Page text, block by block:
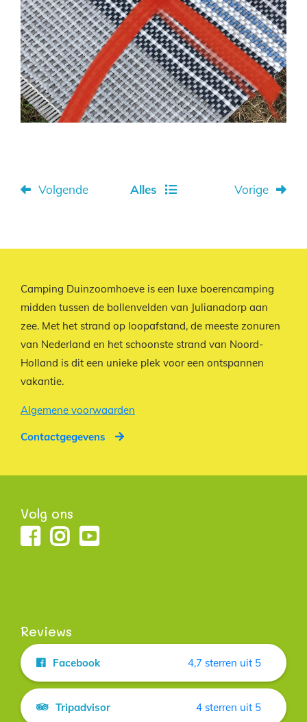
Volgende Alles Vorige
Camping Duinzoomhoeve is een luxe boerencamping
midden tussen de bollenvelden van Julianadorp aan
zee. Met het strand op loopafstand, de meeste zonuren
van Nederland en het schoonste strand van Noord-
Holland is dit een unieke plek voor een ontspannen
vakantie.
Algemene voorwaarden
Contactgegevens
Volg ons
Reviews
Facebook 4,7 sterren uit 5
Tripadvisor 4 sterren uit 5